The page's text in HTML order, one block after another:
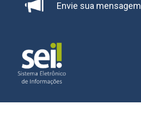
Envie sua mensagem